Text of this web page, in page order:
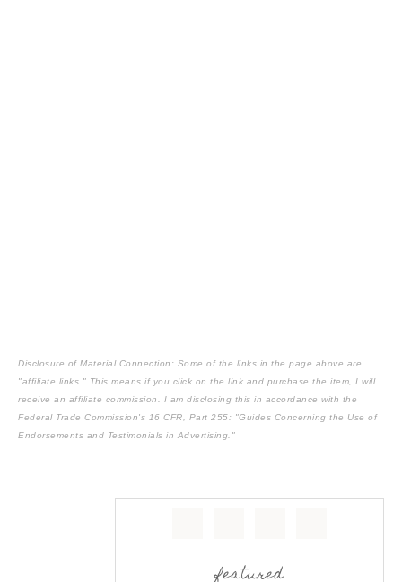
Disclosure of Material Connection: Some of the links in the page above are
"affiliate links." This means if you click on the link and purchase the item, I will
receive an affiliate commission. I am disclosing this in accordance with the
Federal Trade Commission's 16 CFR, Part 255: "Guides Concerning the Use of
Endorsements and Testimonials in Advertising."
featured